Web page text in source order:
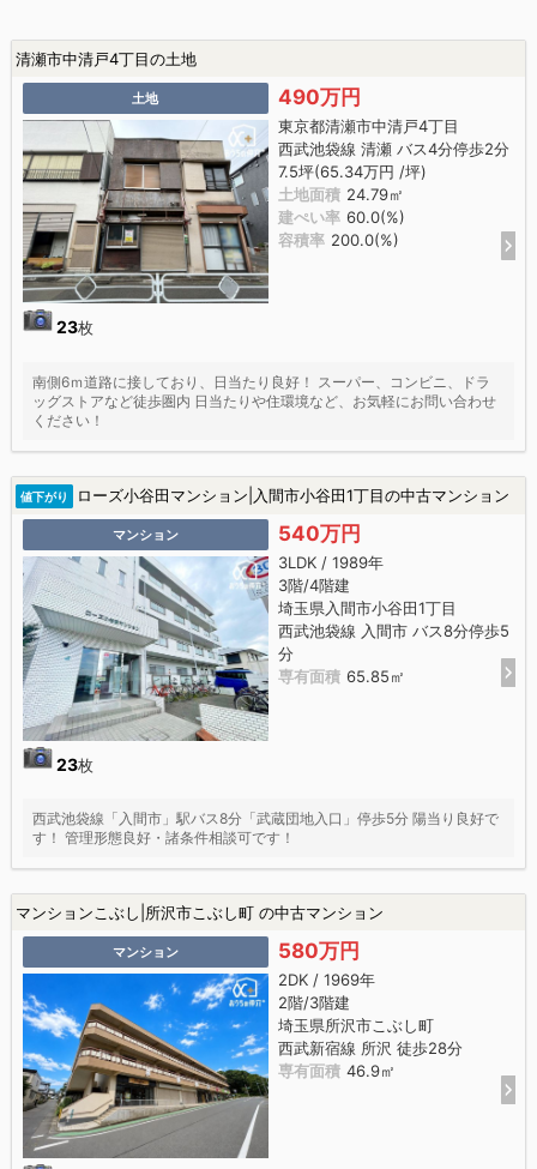
清瀬市中清戸4丁目の土地
土地
23枚
490万円
東京都清瀬市中清戸4丁目
西武池袋線 清瀬 バス4分停歩2分
7.5坪(65.34万円 /坪)
土地面積 24.79㎡
建ぺい率 60.0(%)
容積率 200.0(%)
南側6ｍ道路に接しており、日当たり良好！ スーパー、コンビニ、ドラ
ッグストアなど徒歩圏内 日当たりや住環境など、お気軽にお問い合わせ
ください！
値下がり ローズ小谷田マンション|入間市小谷田1丁目の中古マンション
マンション
23枚
540万円
3LDK / 1989年
3階/4階建
埼玉県入間市小谷田1丁目
西武池袋線 入間市 バス8分停歩5
分
専有面積 65.85㎡
西武池袋線「入間市」駅バス8分「武蔵団地入口」停歩5分 陽当り良好で
す！ 管理形態良好・諸条件相談可です！
マンションこぶし|所沢市こぶし町 の中古マンション
マンション 580万円
2DK / 1969年
2階/3階建
埼玉県所沢市こぶし町
西武新宿線 所沢 徒歩28分
専有面積 46.9㎡